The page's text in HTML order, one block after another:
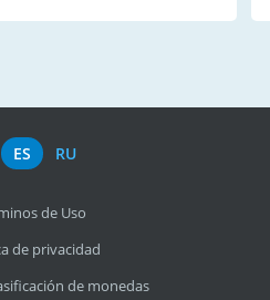
ES RU
de Uso
de privacidad
de monedas